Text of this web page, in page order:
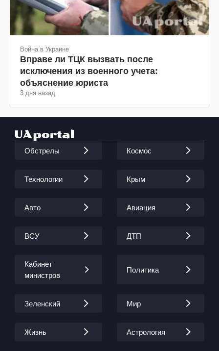
Война в Украине
Вправе ли ТЦК вызвать после
исключения из военного учета:
объяснение юриста
3 дня назад
Обстрелы Космос
Технологии Крым
Авто Авиация
ВСУ ДТП
Кабинет
министров
Политика
Зеленский Мир
Жизнь Астрология